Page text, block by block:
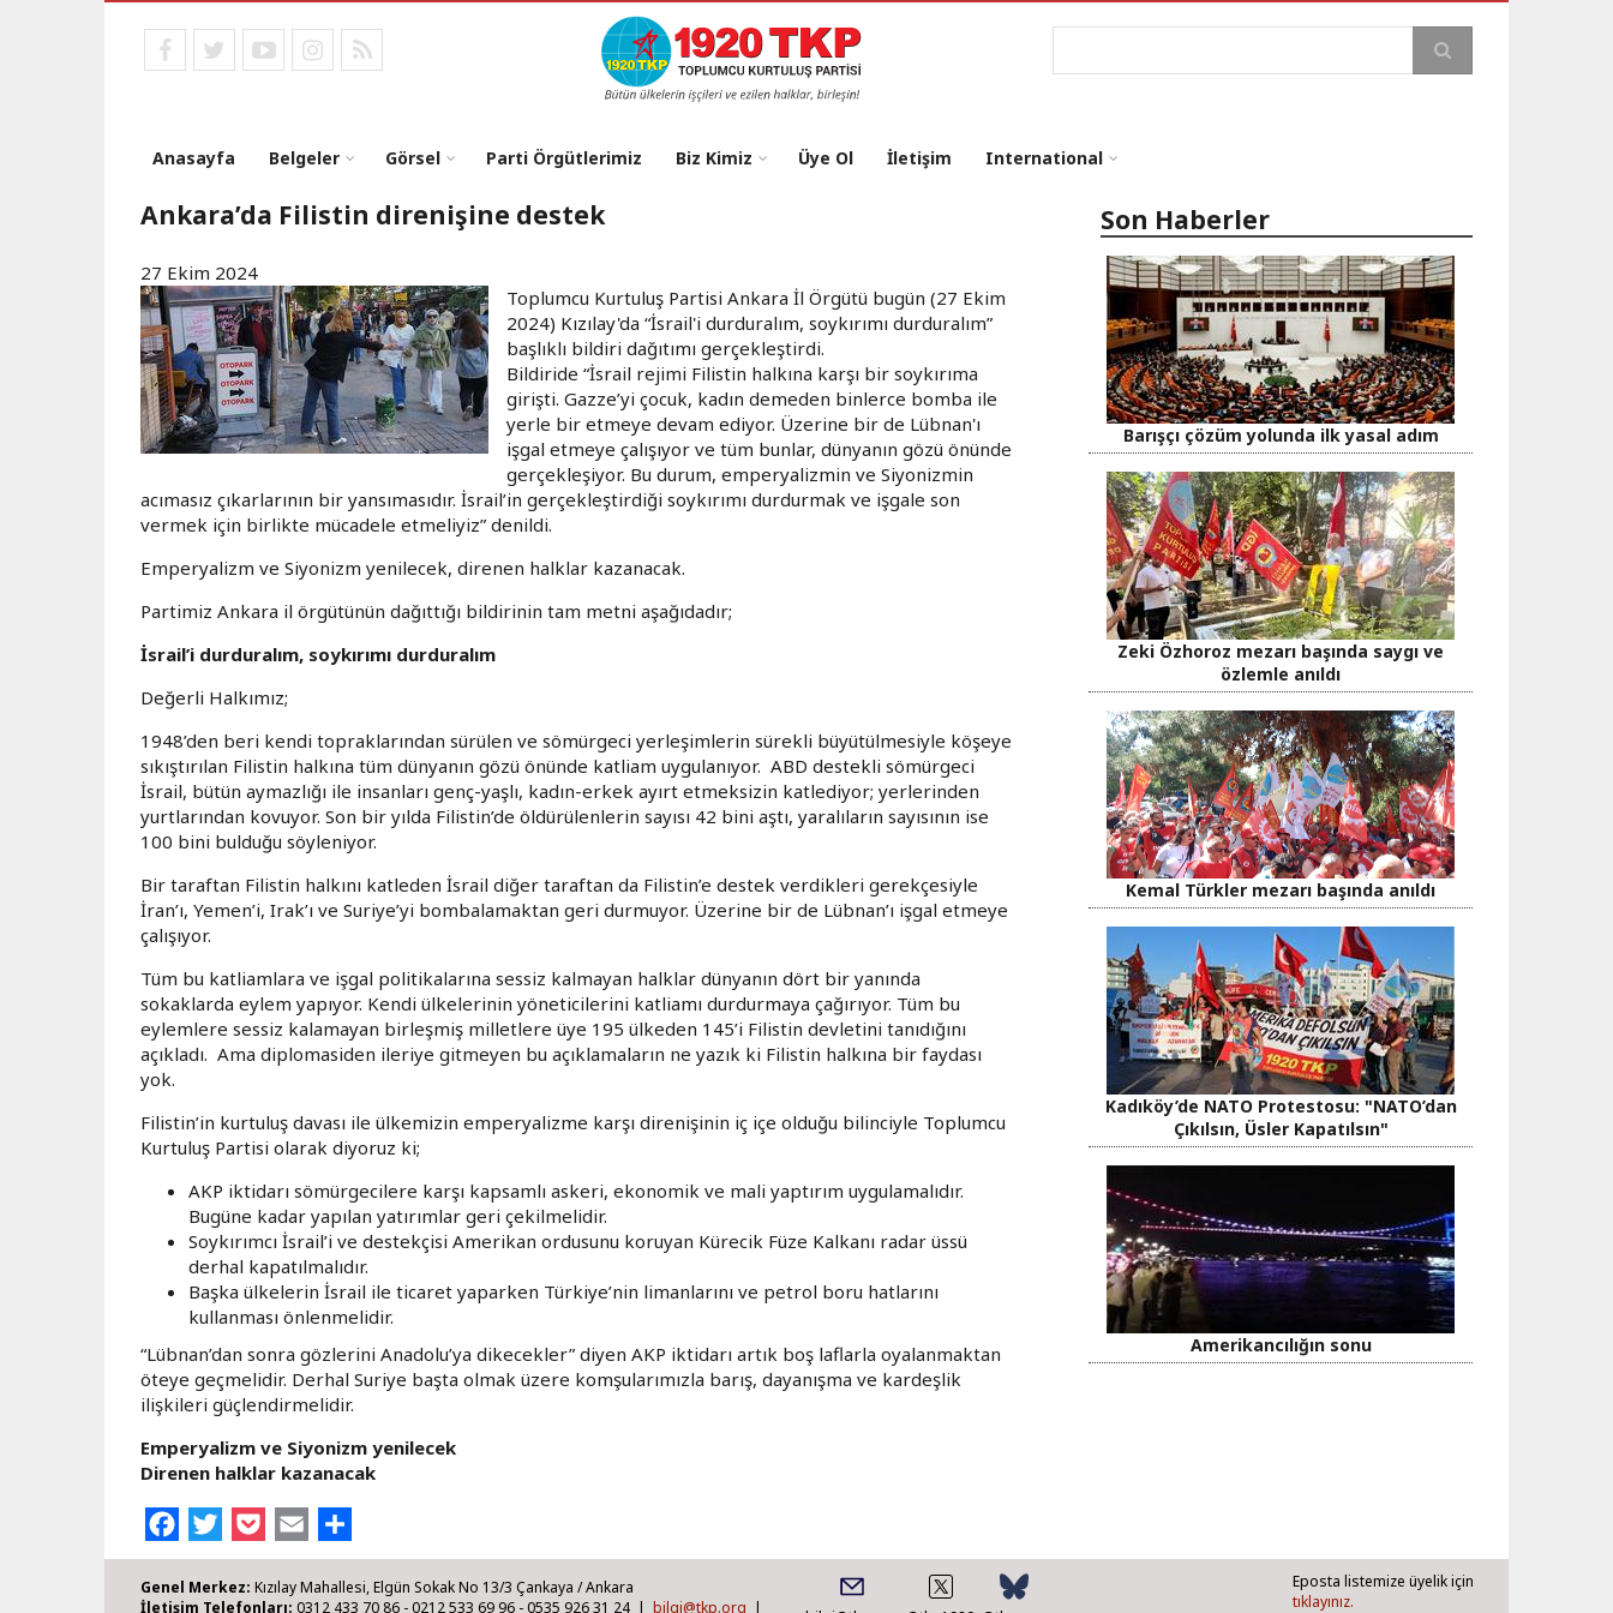
facebooktwitteryoutubeinstagram
RSS
Ara
Anasayfa Belgeler Görsel Parti Örgütlerimiz Biz Kimiz Üye Ol İletişim International
Ankara’da Filistin direnişine destek
27 Ekim 2024
Toplumcu Kurtuluş Partisi Ankara İl Örgütü bugün (27 Ekim
2024) Kızılay'da “İsrail'i durduralım, soykırımı durduralım”
başlıklı bildiri dağıtımı gerçekleştirdi.
Bildiride “İsrail rejimi Filistin halkına karşı bir soykırıma
girişti. Gazze’yi çocuk, kadın demeden binlerce bomba ile
yerle bir etmeye devam ediyor. Üzerine bir de Lübnan'ı
işgal etmeye çalışıyor ve tüm bunlar, dünyanın gözü önünde
gerçekleşiyor. Bu durum, emperyalizmin ve Siyonizmin
acımasız çıkarlarının bir yansımasıdır. İsrail’in gerçekleştirdiği soykırımı durdurmak ve işgale son
vermek için birlikte mücadele etmeliyiz” denildi.
Emperyalizm ve Siyonizm yenilecek, direnen halklar kazanacak.
Partimiz Ankara il örgütünün dağıttığı bildirinin tam metni aşağıdadır;
İsrail’i durduralım, soykırımı durduralım
Değerli Halkımız;
1948’den beri kendi topraklarından sürülen ve sömürgeci yerleşimlerin sürekli büyütülmesiyle köşeye
sıkıştırılan Filistin halkına tüm dünyanın gözü önünde katliam uygulanıyor. ABD destekli sömürgeci
İsrail, bütün aymazlığı ile insanları genç-yaşlı, kadın-erkek ayırt etmeksizin katlediyor; yerlerinden
yurtlarından kovuyor. Son bir yılda Filistin’de öldürülenlerin sayısı 42 bini aştı, yaralıların sayısının ise
100 bini bulduğu söyleniyor.
Bir taraftan Filistin halkını katleden İsrail diğer taraftan da Filistin’e destek verdikleri gerekçesiyle
İran’ı, Yemen’i, Irak’ı ve Suriye’yi bombalamaktan geri durmuyor. Üzerine bir de Lübnan’ı işgal etmeye
çalışıyor.
Tüm bu katliamlara ve işgal politikalarına sessiz kalmayan halklar dünyanın dört bir yanında
sokaklarda eylem yapıyor. Kendi ülkelerinin yöneticilerini katliamı durdurmaya çağırıyor. Tüm bu
eylemlere sessiz kalamayan birleşmiş milletlere üye 195 ülkeden 145’i Filistin devletini tanıdığını
açıkladı. Ama diplomasiden ileriye gitmeyen bu açıklamaların ne yazık ki Filistin halkına bir faydası
yok.
Filistin’in kurtuluş davası ile ülkemizin emperyalizme karşı direnişinin iç içe olduğu bilinciyle Toplumcu
Kurtuluş Partisi olarak diyoruz ki;
AKP iktidarı sömürgecilere karşı kapsamlı askeri, ekonomik ve mali yaptırım uygulamalıdır.
Bugüne kadar yapılan yatırımlar geri çekilmelidir.
Soykırımcı İsrail’i ve destekçisi Amerikan ordusunu koruyan Kürecik Füze Kalkanı radar üssü
derhal kapatılmalıdır.
Başka ülkelerin İsrail ile ticaret yaparken Türkiye’nin limanlarını ve petrol boru hatlarını
kullanması önlenmelidir.
“Lübnan’dan sonra gözlerini Anadolu’ya dikecekler” diyen AKP iktidarı artık boş laflarla oyalanmaktan
öteye geçmelidir. Derhal Suriye başta olmak üzere komşularımızla barış, dayanışma ve kardeşlik
ilişkileri güçlendirmelidir.
Emperyalizm ve Siyonizm yenilecek
Direnen halklar kazanacak
FacebookTwitterPocket Email
Son Haberler
Barışçı çözüm yolunda ilk yasal adım
Zeki Özhoroz mezarı başında saygı ve
özlemle anıldı
Kemal Türkler mezarı başında anıldı
Kadıköy’de NATO Protestosu: "NATO’dan
Çıkılsın, Üsler Kapatılsın"
Amerikancılığın sonu
Genel Merkez: Kızılay Mahallesi, Elgün Sokak No 13/3 Çankaya / Ankara
İletişim Telefonları: 0312 433 70 86 - 0212 533 69 96 - 0535 926 31 24 | bilgi@tkp.org |
Eposta listemize üyelik için
tıklayınız.